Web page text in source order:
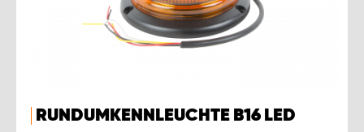
RUNDUMKENNLEUCHTE B16 LED